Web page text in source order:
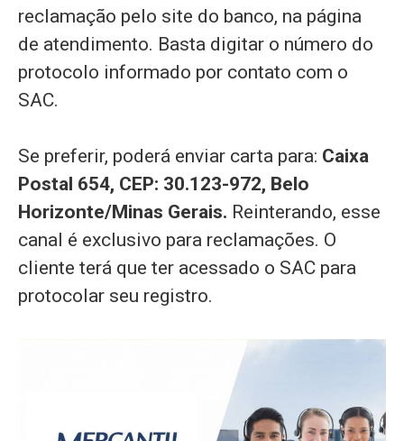
reclamação pelo site do banco, na página
de atendimento. Basta digitar o número do
protocolo informado por contato com o
SAC.
Se preferir, poderá enviar carta para: Caixa
Postal 654, CEP: 30.123-972, Belo
Horizonte/Minas Gerais. Reinterando, esse
canal é exclusivo para reclamações. O
cliente terá que ter acessado o SAC para
protocolar seu registro.